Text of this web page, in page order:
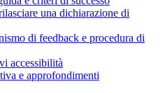
una dichiarazione di
di feedback e procedura di
accessibilità
e approfondimenti